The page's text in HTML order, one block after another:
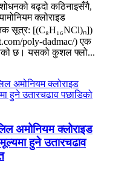
बढ्दो कठिनाइसँगै,
क्लोराइड
सूत्र: [(C₈H₁₆NCl)ₙ])
poly-dadmac/) एक
छ। यसको कुशल फ्लो...
अमोनियम क्लोराइड
हुने उतारचढाव